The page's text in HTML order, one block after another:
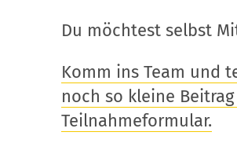
Du möchtest selbst
Komm ins Team und
noch so kleine
Teilnahmeformular.